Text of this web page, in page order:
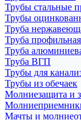
Трубы стальные
Трубы
Труба
Труба
Труба
Труба ВГП
Трубы для
Трубы из обечаек
Молниезащита и
Мачты и